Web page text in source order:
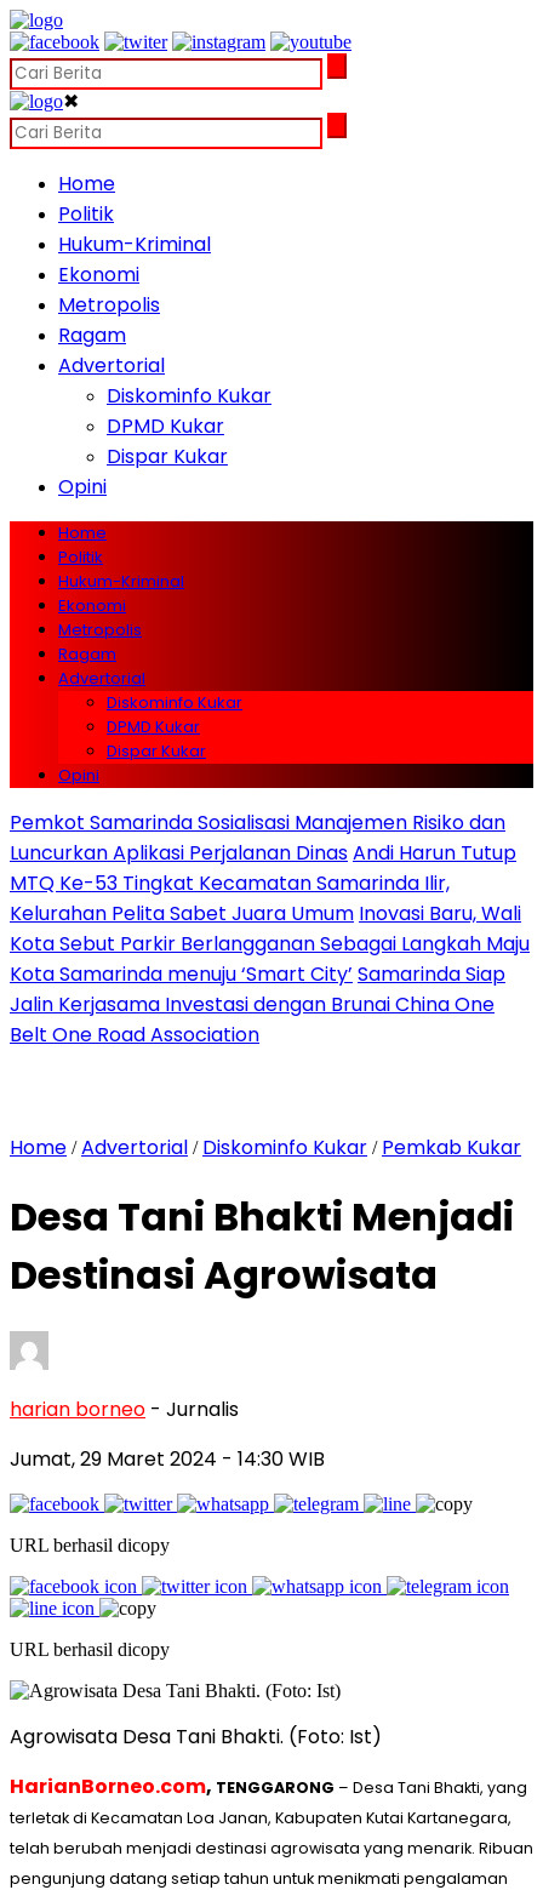
✖
Home
Politik
Hukum-Kriminal
Ekonomi
Metropolis
Ragam
Advertorial
Diskominfo Kukar
DPMD Kukar
Dispar Kukar
Opini
Home
Politik
Hukum-Kriminal
Ekonomi
Metropolis
Ragam
Advertorial
Diskominfo Kukar
DPMD Kukar
Dispar Kukar
Opini
Pemkot Samarinda Sosialisasi Manajemen Risiko dan
Luncurkan Aplikasi Perjalanan DinasAndi Harun Tutup
MTQ Ke-53 Tingkat Kecamatan Samarinda Ilir,
Kelurahan Pelita Sabet Juara Umum Inovasi Baru, Wali
Kota Sebut Parkir Berlangganan Sebagai Langkah Maju
Kota Samarinda menuju ‘Smart City’ Samarinda Siap
Jalin Kerjasama Investasi dengan Brunai China One
Belt One Road Association
Home /Advertorial / Diskominfo Kukar / Pemkab Kukar
Desa Tani Bhakti Menjadi
Destinasi Agrowisata
harian borneo - Jurnalis
Jumat, 29 Maret 2024 - 14:30 WIB
URL berhasil dicopy
URL berhasil dicopy
Agrowisata Desa Tani Bhakti. (Foto: Ist)
HarianBorneo.com, TENGGARONG – Desa Tani Bhakti, yang
terletak di Kecamatan Loa Janan, Kabupaten Kutai Kartanegara,
telah berubah menjadi destinasi agrowisata yang menarik. Ribuan
pengunjung datang setiap tahun untuk menikmati pengalaman